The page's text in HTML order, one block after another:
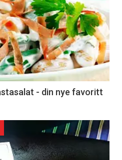
- din nye favoritt